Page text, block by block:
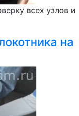
всех узлов и
на